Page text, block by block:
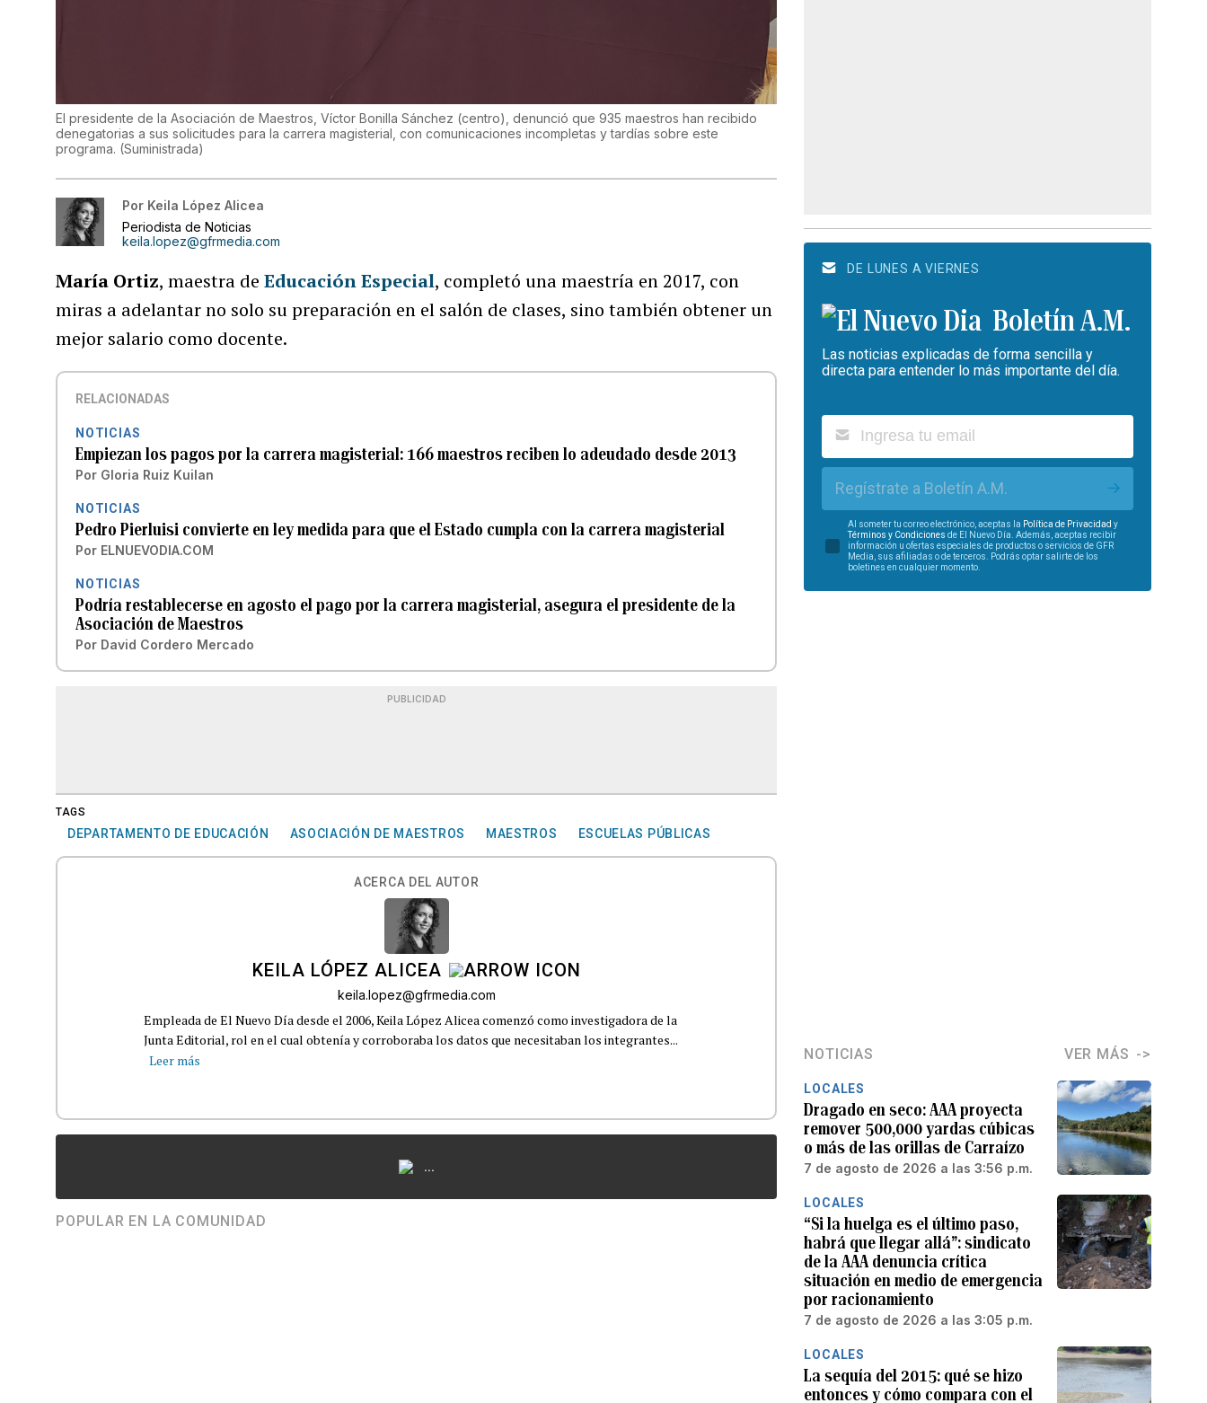
El presidente de la Asociación de Maestros, Víctor Bonilla Sánchez (centro), denunció que 935 maestros han recibido
denegatorias a sus solicitudes para la carrera magisterial, con comunicaciones incompletas y tardías sobre este
programa. (Suministrada)
Por Keila López Alicea
Periodista de Noticias
keila.lopez@gfrmedia.com
María Ortiz, maestra deEducación Especial, completó una maestría en 2017, con
miras a adelantar no solo su preparación en el salón de clases, sino también obtener un
mejor salario como docente.
RELACIONADAS
NOTICIAS
Empiezan los pagos por la carrera magisterial: 166 maestros reciben lo adeudado desde 2013
Por Gloria Ruiz Kuilan
NOTICIAS
Pedro Pierluisi convierte en ley medida para que el Estado cumpla con la carrera magisterial
Por ELNUEVODIA.COM
NOTICIAS
Podría restablecerse en agosto el pago por la carrera magisterial, asegura el presidente de la
Asociación de Maestros
Por David Cordero Mercado
PUBLICIDAD
TAGS
DEPARTAMENTO DE EDUCACIÓN ASOCIACIÓN DE MAESTROS MAESTROS ESCUELAS PÚBLICAS
ACERCA DEL AUTOR
KEILA LÓPEZ ALICEA
keila.lopez@gfrmedia.com
Empleada de El Nuevo Día desde el 2006, Keila López Alicea comenzó como investigadora de la
Junta Editorial, rol en el cual obtenía y corroboraba los datos que necesitaban los integrantes...
Leer más
...
POPULAR EN LA COMUNIDAD
DE LUNES A VIERNES
Boletín A.M.
Las noticias explicadas de forma sencilla y
directa para entender lo más importante del día.
Regístrate a Boletín A.M.
Al someter tu correo electrónico, aceptas la Política de Privacidad y
Términos y Condiciones de El Nuevo Día. Además, aceptas recibir
información u ofertas especiales de productos o servicios de GFR
Media, sus afiliadas o de terceros. Podrás optar salirte de los
boletines en cualquier momento.
NOTICIAS VER MÁS
LOCALES
Dragado en seco: AAA proyecta
remover 500,000 yardas cúbicas
o más de las orillas de Carraízo
7 de agosto de 2026 a las 3:56 p.m.
LOCALES
“Si la huelga es el último paso,
habrá que llegar allá”: sindicato
de la AAA denuncia crítica
situación en medio de emergencia
por racionamiento
7 de agosto de 2026 a las 3:05 p.m.
LOCALES
La sequía del 2015: qué se hizo
entonces y cómo compara con el